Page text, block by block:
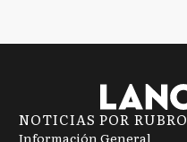
NOTICIAS POR RUBRO
Información General